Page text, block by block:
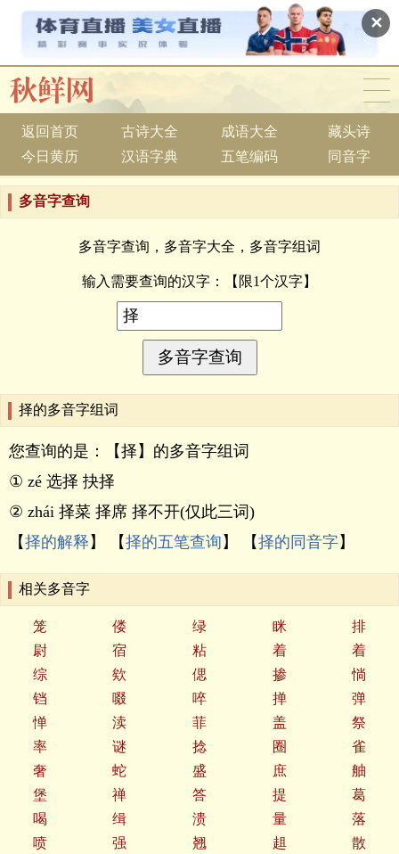
✕
返回首页 古诗大全 成语大全
藏头诗
今日黄历
汉语字典 五笔编码 同音字
多音字查询
多音字查询，多音字大全，多音字组词
输入需要查询的汉字： 【限1个汉字】
择的多音字组词
您查询的是：【择】的多音字组词
① zé 选择 抉择
② zhái 择菜 择席 择不开(仅此三词)
【择的解释 】 【择的五笔查询 】 【择的同音字】
相关多音字
笼 偻 绿 眯
排
尉
宿 粘 着
着
综
欸 偲 掺
惝
铛
啜 啐 掸
弹
惮
渎 菲 盖
祭
率
谜 捻 圈
雀
奢
蛇 盛 庶
舳
堡
禅 答 提
葛
喝
缉 溃 量
落
喷
强 翘 趄
散